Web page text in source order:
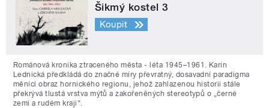
Šikmý kostel 3
Koupit
Románová kronika ztraceného města - léta 1945–1961. Karin
Lednická předkládá do značné míry převratný, dosavadní paradigma
měnící obraz hornického regionu, jehož zahlazenou historii stále
překrývá tlustá vrstva mýtů a zakořeněných stereotypů o „černé
zemi a rudém kraji“.